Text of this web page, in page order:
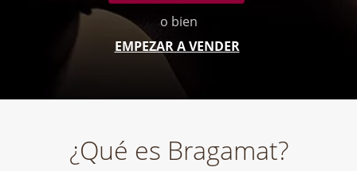
o bien
EMPEZAR A VENDER
¿Qué es Bragamat?